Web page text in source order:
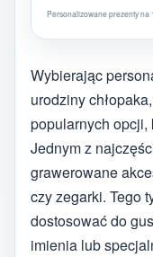
Personalizowane prezenty na
Wybierając
urodziny
popularnych opcji,
Jednym z
grawerowane
czy zegarki. Tego
dostosować do
imienia lub